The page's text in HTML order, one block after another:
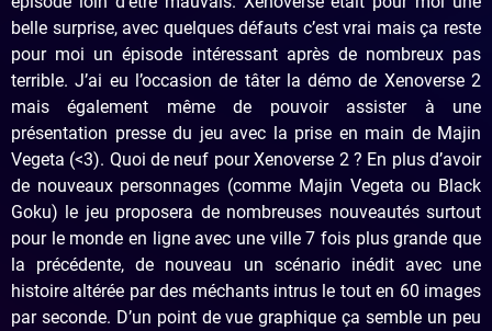
belle surprise, avec quelques défauts c’est vrai mais ça reste
pour moi un épisode intéressant après de nombreux pas
terrible. J’ai eu l’occasion de tâter la démo de Xenoverse 2
mais également même de pouvoir assister à une
présentation presse du jeu avec la prise en main de Majin
Vegeta (<3). Quoi de neuf pour Xenoverse 2 ? En plus d’avoir
de nouveaux personnages (comme Majin Vegeta ou Black
Goku) le jeu proposera de nombreuses nouveautés surtout
pour le monde en ligne avec une ville 7 fois plus grande que
la précédente, de nouveau un scénario inédit avec une
histoire altérée par des méchants intrus le tout en 60 images
par seconde. D’un point de vue graphique ça semble un peu